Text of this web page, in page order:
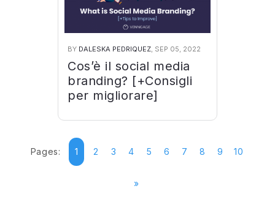
BY DALESKA PEDRIQUEZ, SEP 05, 2022
Cos’è il social media
branding? [+Consigli
per migliorare]
Pages: 1 2 3 4 5 6 7 8 9 10
»